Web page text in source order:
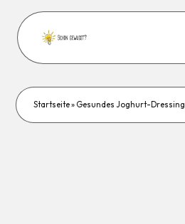
Startseite» Gesundes Joghurt-Dressing